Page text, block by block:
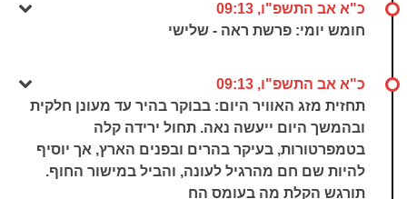
כ"א אב התשפ"ו, 09:13
חומש יומי: פרשת ראה - שלישי
כ"א אב התשפ"ו, 09:13
תחזית מזג האוויר היום: בבוקר בהיר עד מעונן חלקית
ובהמשך היום ייעשה נאה. תחול ירידה קלה
בטמפרטורות, בעיקר בהרים ובפנים הארץ, אך יוסיף
להיות שם חם מהרגיל לעונה, והביל במישור החוף.
תורגש הקלת מה בעומס הח